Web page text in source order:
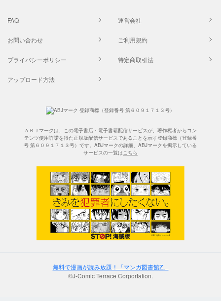
FAQ 運営会社
お問い合わせ ご利用規約
プライバシーポリシー 特定商取引法
アップロード方法
ＡＢＪマークは、この電子書店・電子書籍配信サービスが、著作権者からコン
テンツ使用許諾を得た正規版配信サービスであることを示す登録商標（登録番
号 第６０９１７１３号）です。ABJマークの詳細、ABJマークを掲示している
サービスの一覧はこちら
無料で漫画が読み放題！「マンガ図書館Z」
©J-Comic Terrace Corportation.